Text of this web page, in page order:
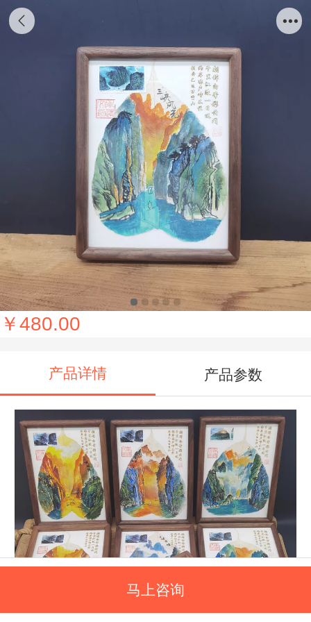
三峡风光手绘叶脉画摆件每幅不同
￥480.00
产品详情 产品参数
马上咨询